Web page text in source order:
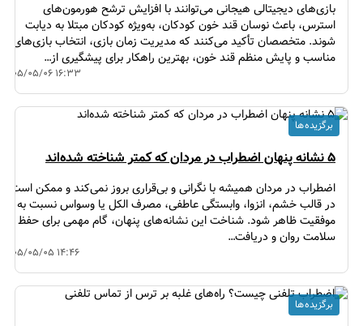
بازی‌های دیجیتالی هیجانی می‌توانند با افزایش ترشح هورمون‌های
استرس، باعث نوسان قند خون کودکان، به‌ویژه کودکان مبتلا به دیابت
شوند. متخصصان تأکید می‌کنند که مدیریت زمان بازی، انتخاب بازی‌های
مناسب و پایش منظم قند خون، بهترین راهکار برای پیشگیری از…
۱۴۰۵/۰۵/۰۶ ۱۶:۳۳
۵ نشانه پنهان اضطراب در مردان که کمتر شناخته شده‌اند
اضطراب در مردان همیشه با نگرانی و بی‌قراری بروز نمی‌کند و ممکن است
در قالب خشم، انزوا، وابستگی عاطفی، مصرف الکل یا وسواس نسبت به
موفقیت ظاهر شود. شناخت این نشانه‌های پنهان، گام مهمی برای حفظ
سلامت روان و دریافت…
۱۴۰۵/۰۵/۰۵ ۱۴:۴۶
برگزیده ها
برگزیده ها